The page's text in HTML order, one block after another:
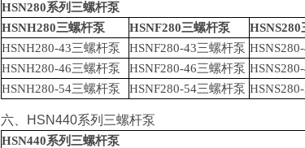
HSN280系列三螺杆泵
HSNH280三螺杆泵 HSNF280三螺杆泵 HSNS280
HSNH280-43三螺杆泵 HSNF280-43三螺杆泵
HSNH280-46三螺杆泵 HSNF280-46三螺杆泵
HSNH280-54三螺杆泵 HSNF280-54三螺杆泵
六、 HSN440系列三螺杆泵
HSN440系列三螺杆泵